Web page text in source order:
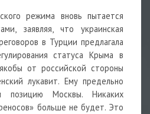
режима вновь пытается
заявляя, что украинская
в Турции предлагала
статуса Крыма в
от российской стороны
лукавит. Ему предельно
позицию Москвы. Никаких
больше не будет. Это